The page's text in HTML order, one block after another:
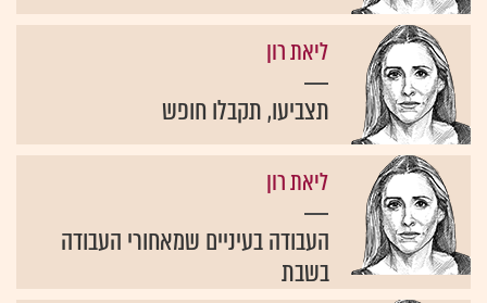
ליאת רון
תצביעו, תקבלו חופש
ליאת רון
העבודה בעיניים שמאחורי העבודה
בשבת